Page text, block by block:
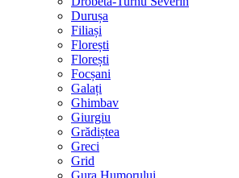
Durușa
Filiași
Florești
Florești
Focșani
Galați
Ghimbav
Giurgiu
Grădiștea
Greci
Grid
Gura Humorului